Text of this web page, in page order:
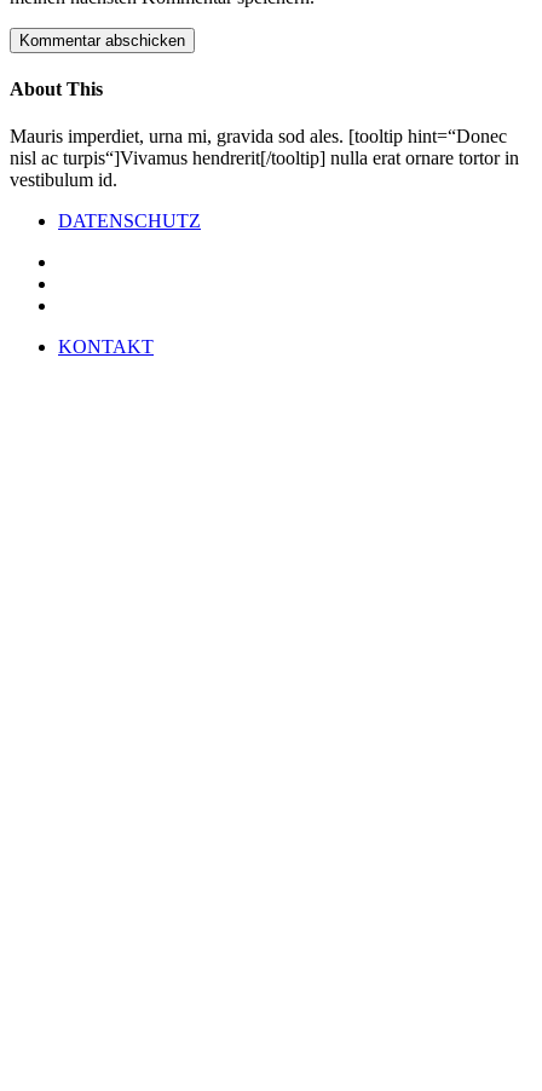
About This
Mauris imperdiet, urna mi, gravida sod ales. [tooltip hint=“Donec
nisl ac turpis“]Vivamus hendrerit[/tooltip] nulla erat ornare tortor in
vestibulum id.
DATENSCHUTZ
KONTAKT